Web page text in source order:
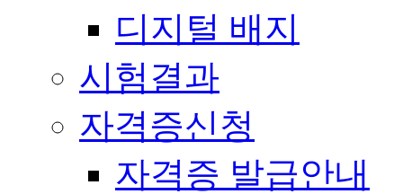
디지털 배지
시험결과
자격증신청
자격증 발급안내